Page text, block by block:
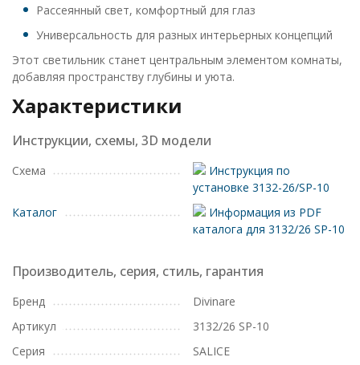
Рассеянный свет, комфортный для глаз
Универсальность для разных интерьерных концепций
Этот светильник станет центральным элементом комнаты,
добавляя пространству глубины и уюта.
Характеристики
Инструкции, схемы, 3D модели
Схема
Инструкция по
установке 3132-26/SP-10
Каталог
Информация из PDF
каталога для 3132/26 SP-10
Производитель, серия, стиль, гарантия
Бренд
Divinare
Артикул
3132/26 SP-10
Серия
SALICE